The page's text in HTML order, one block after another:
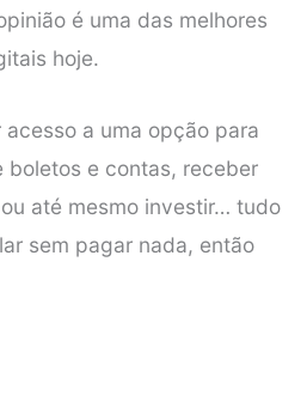
é uma das melhores
hoje.
a uma opção para
boletos e contas, receber
até mesmo investir… tudo
sem pagar nada, então